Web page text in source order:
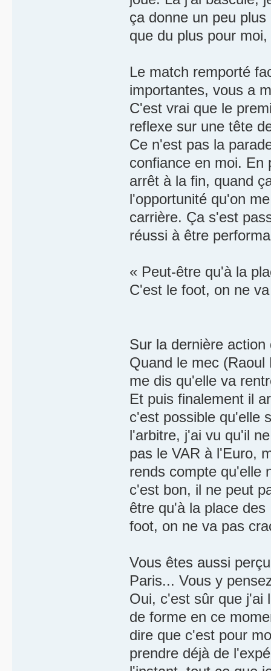
ça donne un peu
que du plus pour
Le match remporté
importantes, vous a
C'est vrai que le
reflexe sur une tête
Ce n'est pas la
confiance en moi. En
arrêt à la fin, quand
l'opportunité qu'on
carrière. Ça s'est
réussi à être
« Peut-être qu'à la
C'est le foot, on ne
Sur la dernière
Quand le mec
me dis qu'elle va
Et puis finalement il
c'est possible qu'elle
l'arbitre, j'ai vu qu'il
pas le VAR à l'Euro,
rends compte qu'elle
c'est bon, il ne peut
être qu'à la place
foot, on ne va pas
Vous êtes aussi
Paris... Vous y
Oui, c'est sûr que j'ai
de forme en ce
dire que c'est pour
prendre déjà de